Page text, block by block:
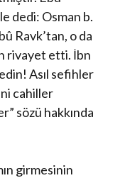
dedi: Osman b.
Ravk’tan, o da
rivayet etti. İbn
Asıl sefihler
cahiller
sözü hakkında
girmesinin